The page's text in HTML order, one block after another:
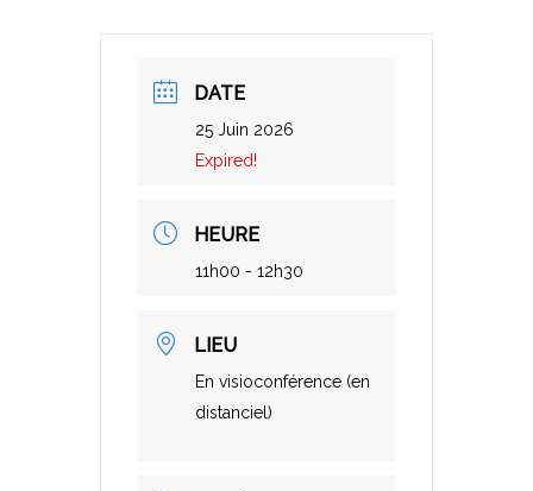
DATE
25 Juin 2026
Expired!
HEURE
11h00 - 12h30
LIEU
En visioconférence (en
distanciel)